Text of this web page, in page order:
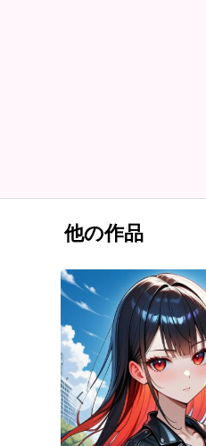
他の作品